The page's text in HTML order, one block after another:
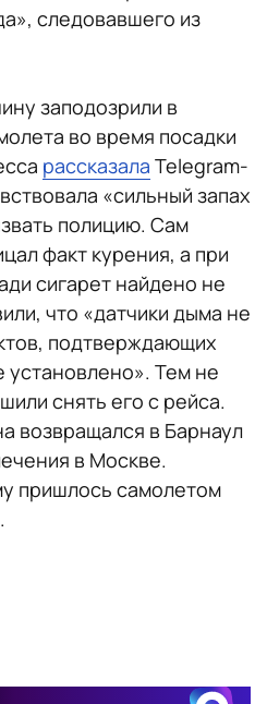
следовавшего из
заподозрили в
во время посадки
рассказала Telegram-
«сильный запах
полицию. Сам
факт курения, а при
сигарет найдено не
что «датчики дыма не
подтверждающих
установлено». Тем не
снять его с рейса.
возвращался в Барнаул
в Москве.
пришлось самолетом